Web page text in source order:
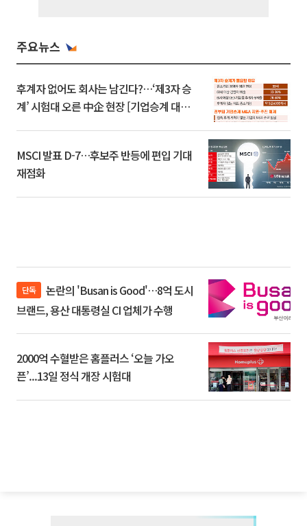
주요뉴스
후계자 없어도 회사는 남긴다?…‘제3자 승
계’ 시험대 오른 中企 현장 [기업승계 대전
MSCI 발표 D-7…후보주 반등에 편입 기대
재점화
단독
브랜드, 용산 대통령실 CI 업체가 수행
2000억 수혈받은 홈플러스 ‘오늘 가오
픈’...13일 정식 개장 시험대